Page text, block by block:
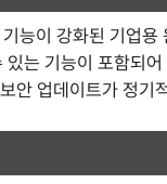
능이 강화된 기업
있는 기능이 포함되
안 업데이트가 정기